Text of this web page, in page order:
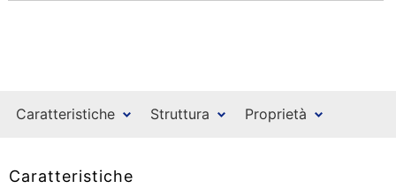
Caratteristiche Struttura Proprietà
Caratteristiche